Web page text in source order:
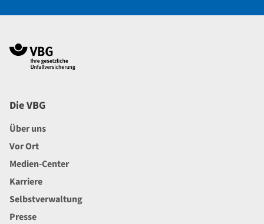
Die VBG
Über uns
Vor Ort
Medien-Center
Karriere
Selbstverwaltung
Presse